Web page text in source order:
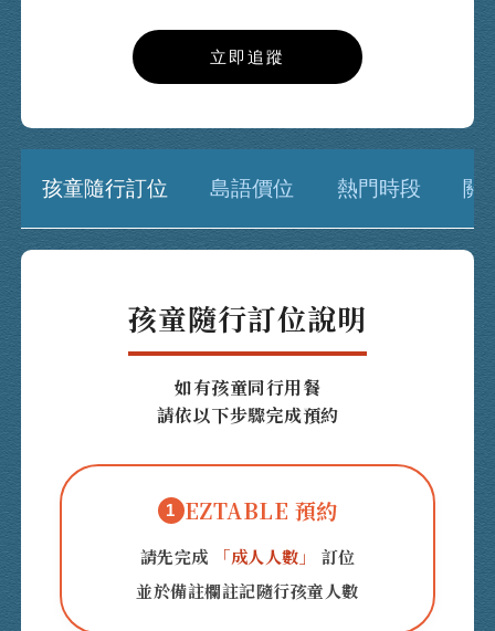
立即追蹤
孩童隨行訂位 島語價位 熱門時段 關
孩童隨行訂位說明
如有孩童同行用餐
請依以下步驟完成預約
1 EZTABLE 預約
請先完成 「成人人數」
訂位
並於備註欄註記隨行孩童人數